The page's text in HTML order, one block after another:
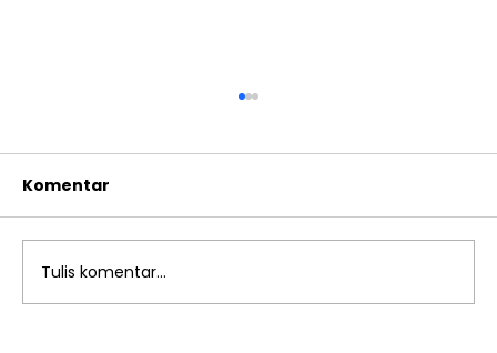
Komentar
Tulis komentar...